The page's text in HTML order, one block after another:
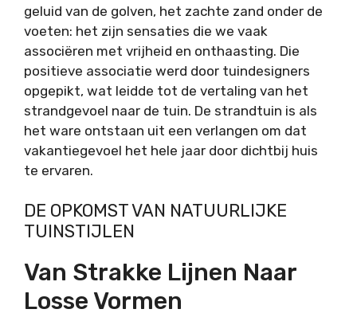
geluid van de golven, het zachte zand onder de
voeten: het zijn sensaties die we vaak
associëren met vrijheid en onthaasting. Die
positieve associatie werd door tuindesigners
opgepikt, wat leidde tot de vertaling van het
strandgevoel naar de tuin. De strandtuin is als
het ware ontstaan uit een verlangen om dat
vakantiegevoel het hele jaar door dichtbij huis
te ervaren.
DE OPKOMST VAN NATUURLIJKE
TUINSTIJLEN
Van Strakke Lijnen Naar
Losse Vormen